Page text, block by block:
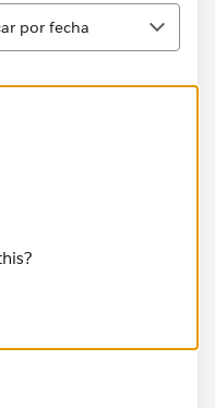
por fecha